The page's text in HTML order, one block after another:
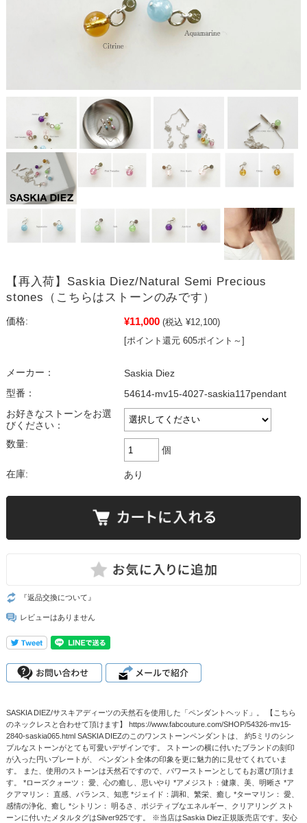
【再入荷】Saskia Diez/Natural Semi Precious
stones（こちらはストーンのみです）
価格: ¥11,000 (税込 ¥12,100)
[ポイント還元 605ポイント～]
メーカー：
Saskia Diez
型番：
54614-mv15-4027-saskia117pendant
お好きなストーンをお選
びください：
数量:
個
在庫: あり
『返品交換について』
レビューはありません
SASKIA DIEZ/サスキアディーツの天然石を使用した「ペンダントヘッド」。 【こちら
のネックレスと合わせて頂けます】 https://www.fabcouture.com/SHOP/54326-mv15-
2840-saskia065.html SASKIA DIEZのこのワンストーンペンダントは、 約5ミリのシン
プルなストーンがとても可愛いデザインです。 ストーンの横に付いたブランドの刻印
が入った円いプレートが、 ペンダント全体の印象を更に魅力的に見せてくれていま
す。 また、使用のストーンは天然石ですので、パワーストーンとしてもお選び頂けま
す。 *ローズクォーツ： 愛、心の癒し、思いやり *アメジスト：健康、美、明晰さ *ア
クアマリン： 直感、バランス、知恵 *ジェイド：調和、繁栄、癒し *ターマリン： 愛、
感情の浄化、癒し *シトリン： 明るさ、ポジティブなエネルギー、クリアリング スト
ーンに付いたメタルタグはSilver925です。 ※当店はSaskia Diez正規販売店です。安心